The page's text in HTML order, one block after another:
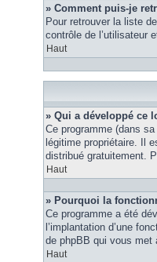
» Comment puis-je
Pour retrouver la liste
contrôle de l’utilisateur
Haut
» Qui a développé ce
Ce programme (dans
légitime propriétaire. Il
distribué gratuitement.
Haut
» Pourquoi la
Ce programme a été
l’implantation d’une
de phpBB qui vous met
Haut